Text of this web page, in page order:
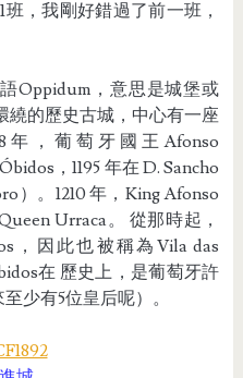
，我剛好錯過了前一班，
Oppidum，意思是城堡或
繞的歷史古城，中心有一座
年，葡萄牙國王Afonso
，1195 年在 D. Sancho
）。1210 年，King Afonso
Urraca。 從那時起，
，因此也被稱為Vila das
在 歷史上，是葡萄牙許
少有5位皇后呢）。